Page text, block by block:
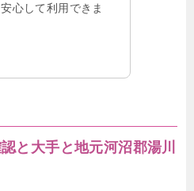
心して利用できま
と大手と地元河沼郡湯川